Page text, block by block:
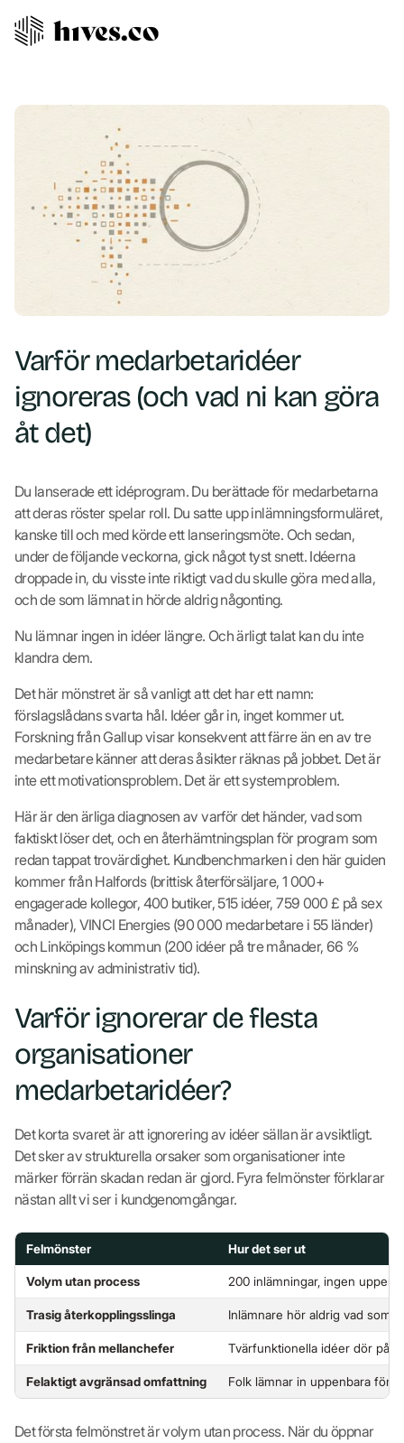
Varför medarbetaridéer
ignoreras (och vad ni kan göra
åt det)
Du lanserade ett idéprogram. Du berättade för medarbetarna
att deras röster spelar roll. Du satte upp inlämningsformuläret,
kanske till och med körde ett lanseringsmöte. Och sedan,
under de följande veckorna, gick något tyst snett. Idéerna
droppade in, du visste inte riktigt vad du skulle göra med alla,
och de som lämnat in hörde aldrig någonting.
Nu lämnar ingen in idéer längre. Och ärligt talat kan du inte
klandra dem.
Det här mönstret är så vanligt att det har ett namn:
förslagslådans svarta hål. Idéer går in, inget kommer ut.
Forskning från Gallup visar konsekvent att färre än en av tre
medarbetare känner att deras åsikter räknas på jobbet. Det är
inte ett motivationsproblem. Det är ett systemproblem.
Här är den ärliga diagnosen av varför det händer, vad som
faktiskt löser det, och en återhämtningsplan för program som
redan tappat trovärdighet. Kundbenchmarken i den här guiden
kommer från Halfords (brittisk återförsäljare, 1 000+
engagerade kollegor, 400 butiker, 515 idéer, 759 000 £ på sex
månader), VINCI Energies (90 000 medarbetare i 55 länder)
och Linköpings kommun (200 idéer på tre månader, 66 %
minskning av administrativ tid).
Varför ignorerar de flesta
organisationer
medarbetaridéer?
Det korta svaret är att ignorering av idéer sällan är avsiktligt.
Det sker av strukturella orsaker som organisationer inte
märker förrän skadan redan är gjord. Fyra felmönster förklarar
nästan allt vi ser i kundgenomgångar.
Felmönster Hur det ser ut
Volym utan process 200 inlämningar, ingen
Trasig återkopplingsslinga Inlämnare hör aldrig vad som
Friktion från mellanchefer Tvärfunktionella idéer dör på
Felaktigt avgränsad omfattning Folk lämnar in uppenbara
Det första felmönstret är volym utan process. När du öppnar